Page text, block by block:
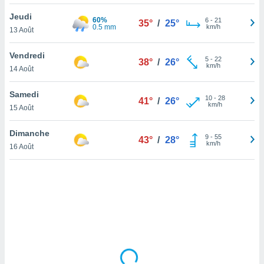
votre
à
en
le
Jeudi
13 Août
60%
0.5 mm
35° / 25° 6- 21
km/h
Vendredi
14 Août
38° / 26° 5- 22
km/h
Samedi
15 Août
41° / 26° 10- 28
km/h
Dimanche
16 Août
43° / 28° 9- 55
km/h